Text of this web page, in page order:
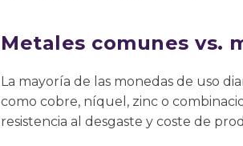
Metales comunes vs.
La mayoría de las monedas de uso
como cobre, níquel, zinc o
resistencia al desgaste y coste de